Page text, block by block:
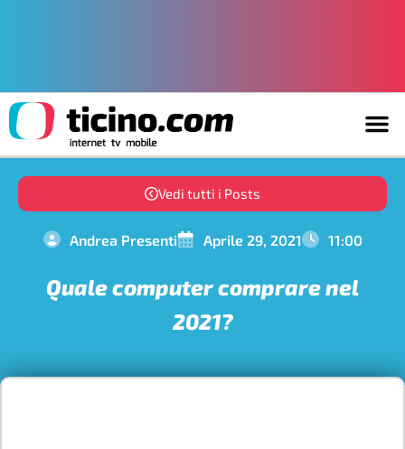
Vedi tutti i Posts
Andrea Presenti Aprile 29, 2021 11:00
Quale computer comprare nel
2021?